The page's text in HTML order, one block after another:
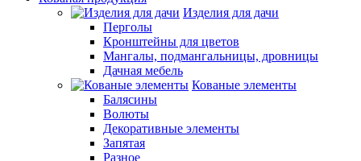
Изделия для дачи
Перголы
Кронштейны для цветов
Мангалы, подмангальницы, дровницы
Дачная мебель
Кованые элементы
Балясины
Волюты
Декоративные элементы
Запятая
Разное